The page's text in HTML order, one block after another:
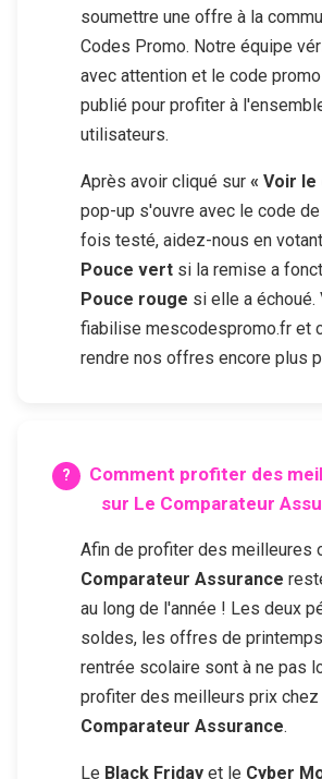
soumettre une offre à la
Codes Promo. Notre équipe
avec attention et le code
publié pour profiter à
utilisateurs.
Après avoir cliqué sur « Voir le
pop-up s'ouvre avec le code de
fois testé, aidez-nous en
Pouce vert si la remise a
Pouce rouge si elle a échoué.
fiabilise mescodespromo.fr et
rendre nos offres encore plus
Comment profiter des
sur Le Comparateur
Afin de profiter des meilleures
Comparateur Assurance
au long de l'année ! Les deux
soldes, les offres de
rentrée scolaire sont à ne pas
profiter des meilleurs prix chez
Comparateur Assurance.
Le Black Friday et le Cyber